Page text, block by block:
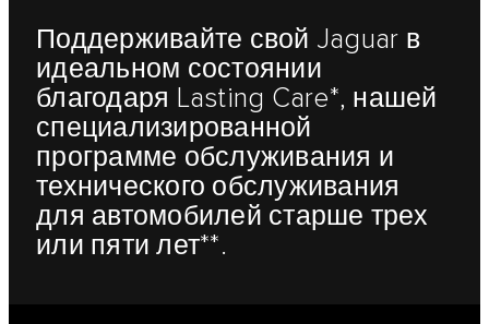
Поддерживайте свой Jaguar в
идеальном состоянии
благодаря Lasting Care*, нашей
специализированной
программе обслуживания и
технического обслуживания
для автомобилей старше трех
или пяти лет**.